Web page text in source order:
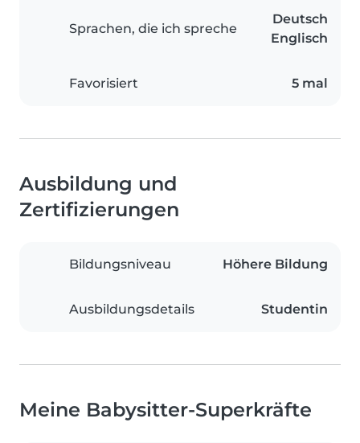
Sprachen, die ich spreche
Deutsch
Englisch
Favorisiert 5 mal
Ausbildung und
Zertifizierungen
Bildungsniveau Höhere Bildung
Ausbildungsdetails Studentin
Meine Babysitter-Superkräfte